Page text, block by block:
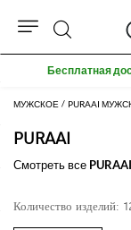
МУЖСКОЕ PURAAI
PURAAI
Смотреть все PURAAI
Количество изделий:
Поиск
Бесплатная